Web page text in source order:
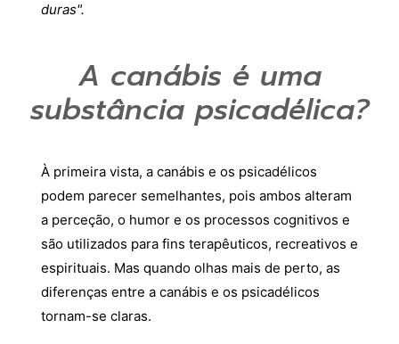
duras".
A canábis é uma
substância psicadélica?
À primeira vista, a canábis e os psicadélicos
podem parecer semelhantes, pois ambos alteram
a perceção, o humor e os processos cognitivos e
são utilizados para fins terapêuticos, recreativos e
espirituais. Mas quando olhas mais de perto, as
diferenças entre a canábis e os psicadélicos
tornam-se claras.